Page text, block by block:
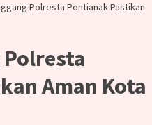
Polresta Pontianak Pastikan
Aman Kota